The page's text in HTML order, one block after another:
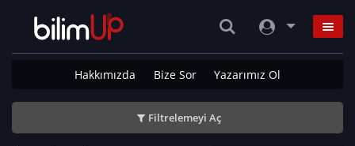
Hakkımızda Bize Sor Yazarımız Ol
Filtrelemeyi Aç